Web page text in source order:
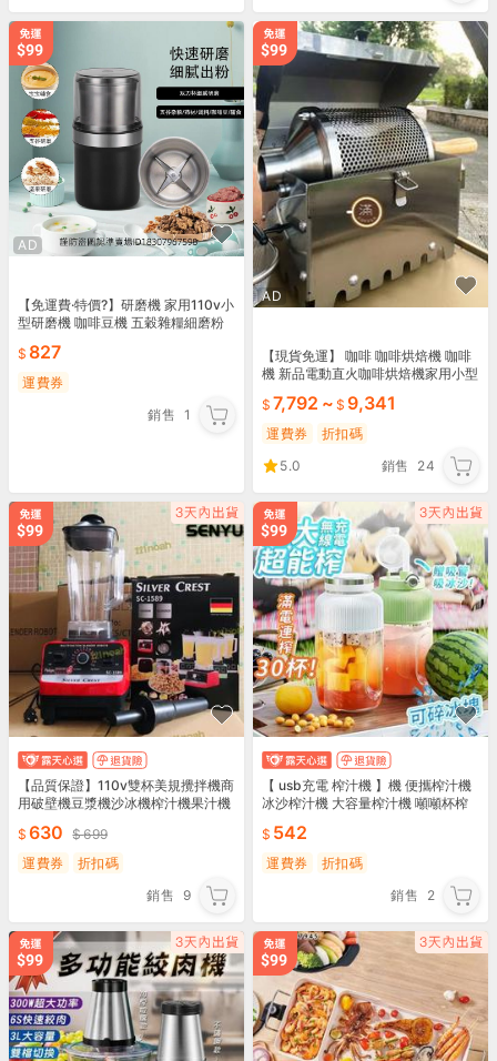
AD
【免運費·特價?】研磨機 家用110v小
型研磨機 咖啡豆機 五穀雜糧細磨粉
827
運費券
銷售 1
AD
【現貨免運】 咖啡 咖啡烘焙機 咖啡
機 新品電動直火咖啡烘焙機家用小型
7,792 ~ 9,341
運費券
折扣碼
5.0
銷售 24
【品質保證】110v雙杯美規攪拌機商
用破壁機豆漿機沙冰機榨汁機果汁機
630
699
運費券
折扣碼
銷售
9
【 usb充電 榨汁機 】機 便攜榨汁機
冰沙榨汁機 大容量榨汁機 噸噸杯榨
542
運費券
折扣碼
銷售
2